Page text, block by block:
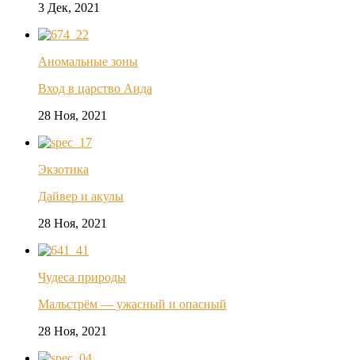
3 Дек, 2021
Аномальные зоны
Вход в царство Аида
28 Ноя, 2021
Экзотика
Дайвер и акулы
28 Ноя, 2021
Чудеса природы
Мальстрём — ужасный и опасный
28 Ноя, 2021